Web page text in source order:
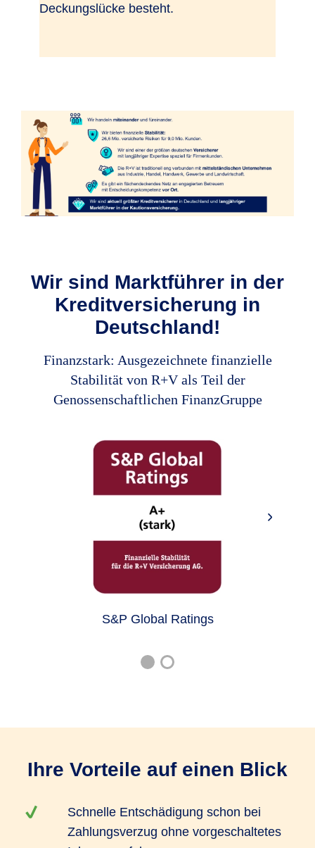
Deckungslücke besteht.
Wir sind Marktführer in der
Kreditversicherung in
Deutschland!
Finanzstark: Ausgezeichnete finanzielle
Stabilität von R+V als Teil der
Genossenschaftlichen FinanzGruppe
S&P Global Ratings
Ihre Vorteile auf einen Blick
Schnelle Entschädigung schon bei
Zahlungsverzug ohne vorgeschaltetes